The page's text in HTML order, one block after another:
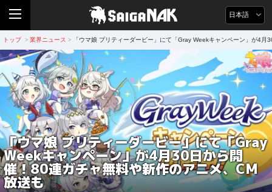
日本語
トップ > 業界ニュース > 「ウマ娘 プリティーダービー」にて「Gray Weekキャンペーン」が4
「ウマ娘 プリティーダービー」にて「Gray
Weekキャンペーン」が4月30日から開
催！80連ガチャ無料や新作のアニメ、CM
放送も